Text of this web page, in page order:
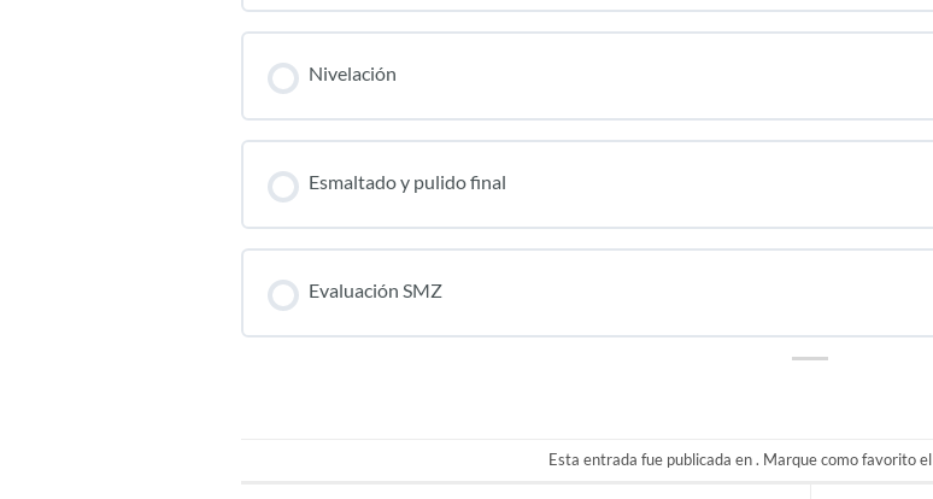
Nivelación
Esmaltado y pulido final
Evaluación SMZ
Esta entrada fue publicada en . Marque como favorito el